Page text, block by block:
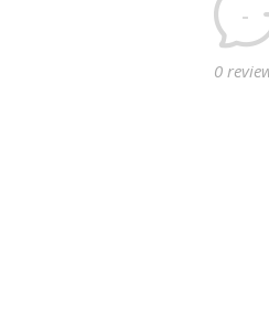
-
0